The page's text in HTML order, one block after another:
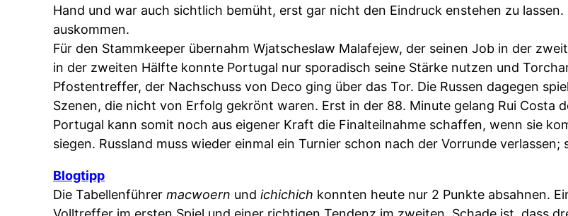
Hand und war auch sichtlich bemüht, erst gar nicht den Eindruck enstehen zu
auskommen.
Für den Stammkeeper übernahm Wjatscheslaw Malafejew, der seinen Job in der
in der zweiten Hälfte konnte Portugal nur sporadisch seine Stärke nutzen und
Pfostentreffer, der Nachschuss von Deco ging über das Tor. Die Russen dagegen
Szenen, die nicht von Erfolg gekrönt waren. Erst in der 88. Minute gelang Rui Costa
Portugal kann somit noch aus eigener Kraft die Finalteilnahme schaffen, wenn sie
siegen. Russland muss wieder einmal ein Turnier schon nach der Vorrunde
Blogtipp
Die Tabellenführermacwoern undichichich konnten heute nur 2 Punkte absahnen.